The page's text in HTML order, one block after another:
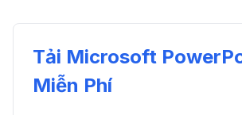
Tải Microsoft
Miễn Phí